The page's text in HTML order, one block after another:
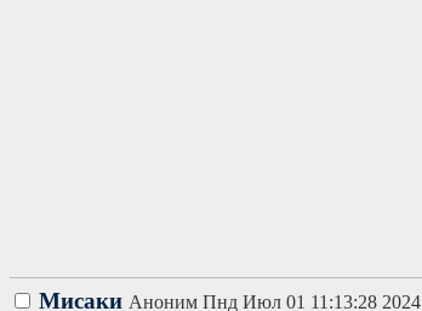
Мисаки Аноним Пнд Июл 01 11:13:28 2024